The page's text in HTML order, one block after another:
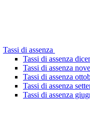
Tassi di assenza
Tassi di assenza
Tassi di assenza
Tassi di assenza
Tassi di assenza
Tassi di assenza